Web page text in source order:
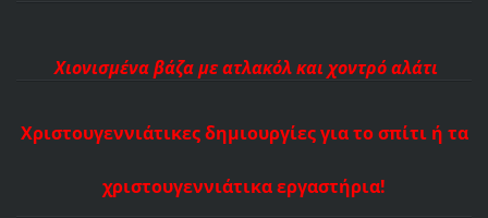
Χιονισμένα βάζα με ατλακόλ και χοντρό αλάτι
Χριστουγεννιάτικες δημιουργίες για το σπίτι ή τα
χριστουγεννιάτικα εργαστήρια!